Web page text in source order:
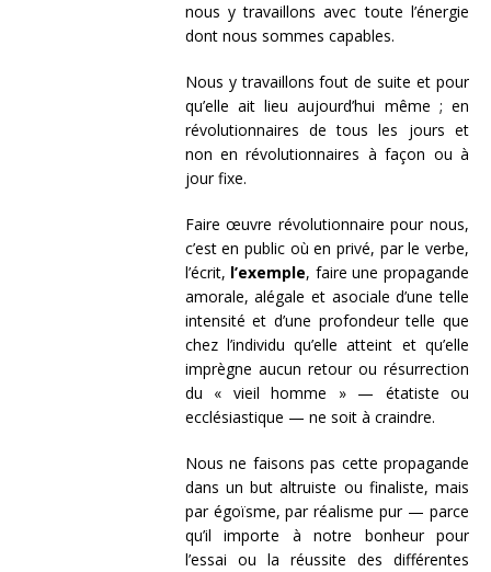
nous y travaillons avec toute l’énergie
dont nous sommes capables.
Nous y travaillons fout de suite et pour
qu’elle ait lieu aujourd’hui même ; en
révolutionnaires de tous les jours et
non en révolutionnaires à façon ou à
jour fixe.
Faire œuvre révolutionnaire pour nous,
c’est en public où en privé, par le verbe,
l’écrit, l’exemple, faire une propagande
amorale, alégale et asociale d’une telle
intensité et d’une profondeur telle que
chez l’individu qu’elle atteint et qu’elle
imprègne aucun retour ou résurrection
du « vieil homme » — étatiste ou
ecclésiastique — ne soit à craindre.
Nous ne faisons pas cette propagande
dans un but altruiste ou finaliste, mais
par égoïsme, par réalisme pur — parce
qu’il importe à notre bonheur pour
l’essai ou la réussite des différentes